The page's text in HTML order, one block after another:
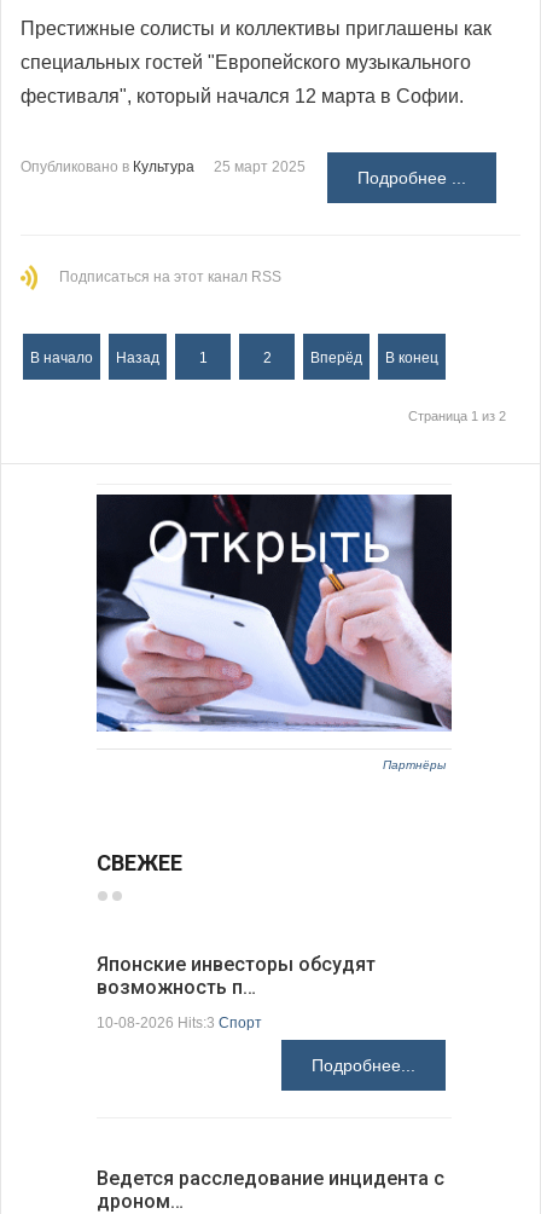
Престижные солисты и коллективы приглашены как
специальных гостей "Европейского музыкального
фестиваля", который начался 12 марта в Софии.
Опубликовано в Культура 25 март 2025
Подробнее ...
Подписаться на этот канал RSS
В начало Назад 1 2 Вперёд В конец
Страница 1 из 2
Партнёры
СВЕЖЕЕ
Японские инвесторы обсудят
возможность п…
10-08-2026 Hits:3 Спорт
Подробнее...
Ведется расследование инцидента с
дроном…